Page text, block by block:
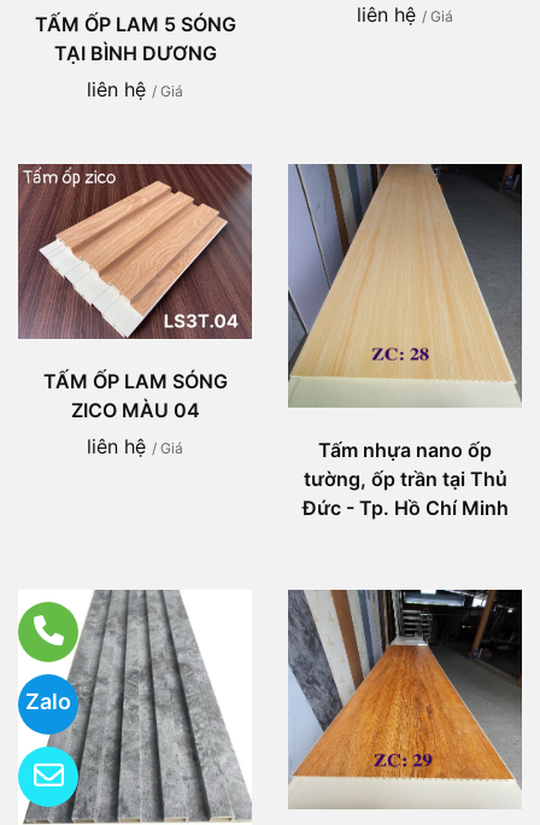
Zalo
TẤM ỐP LAM 5 SÓNG
TẠI BÌNH DƯƠNG
liên hệ / Giá
liên hệ / Giá
TẤM ỐP LAM SÓNG
ZICO MÀU 04
liên hệ / Giá
Tấm nhựa nano ốp
tường, ốp trần tại Thủ
Đức - Tp. Hồ Chí Minh